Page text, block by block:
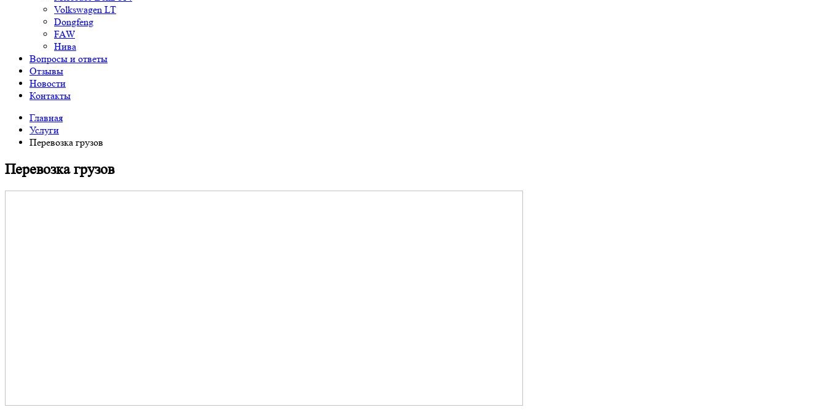
Volkswagen LT
Dongfeng
FAW
Нива
Вопросы и ответы
Отзывы
Новости
Контакты
Главная
Услуги
Перевозка грузов
Перевозка грузов